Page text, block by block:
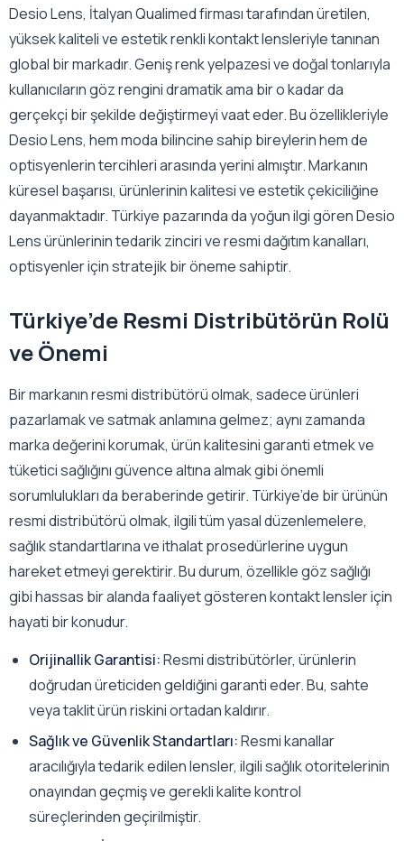
Desio Lens, İtalyan Qualimed firması tarafından üretilen,
yüksek kaliteli ve estetik renkli kontakt lensleriyle tanınan
global bir markadır. Geniş renk yelpazesi ve doğal tonlarıyla
kullanıcıların göz rengini dramatik ama bir o kadar da
gerçekçi bir şekilde değiştirmeyi vaat eder. Bu özellikleriyle
Desio Lens, hem moda bilincine sahip bireylerin hem de
optisyenlerin tercihleri arasında yerini almıştır. Markanın
küresel başarısı, ürünlerinin kalitesi ve estetik çekiciliğine
dayanmaktadır. Türkiye pazarında da yoğun ilgi gören Desio
Lens ürünlerinin tedarik zinciri ve resmi dağıtım kanalları,
optisyenler için stratejik bir öneme sahiptir.
Türkiye’de Resmi Distribütörün Rolü
ve Önemi
Bir markanın resmi distribütörü olmak, sadece ürünleri
pazarlamak ve satmak anlamına gelmez; aynı zamanda
marka değerini korumak, ürün kalitesini garanti etmek ve
tüketici sağlığını güvence altına almak gibi önemli
sorumlulukları da beraberinde getirir. Türkiye’de bir ürünün
resmi distribütörü olmak, ilgili tüm yasal düzenlemelere,
sağlık standartlarına ve ithalat prosedürlerine uygun
hareket etmeyi gerektirir. Bu durum, özellikle göz sağlığı
gibi hassas bir alanda faaliyet gösteren kontakt lensler için
hayati bir konudur.
Orijinallik Garantisi:Resmi distribütörler, ürünlerin
doğrudan üreticiden geldiğini garanti eder. Bu, sahte
veya taklit ürün riskini ortadan kaldırır.
Sağlık ve Güvenlik Standartları:Resmi kanallar
aracılığıyla tedarik edilen lensler, ilgili sağlık otoritelerinin
onayından geçmiş ve gerekli kalite kontrol
süreçlerinden geçirilmiştir.